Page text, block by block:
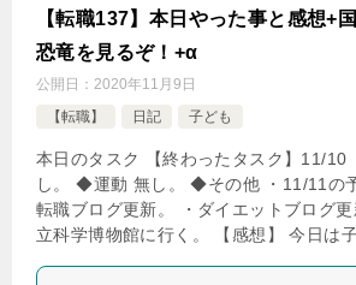
【転職137】本日やった事と感想+
恐竜を見るぞ！+α
公開日： 2020年11月9日
【転職】
日記 子ども
本日のタスク 【終わったタスク】11/
し。 ◆運動 無し。 ◆その他 ・11/11の
転職ブログ更新。 ・ダイエットブログ
立科学博物館に行く。 【感想】 今日は